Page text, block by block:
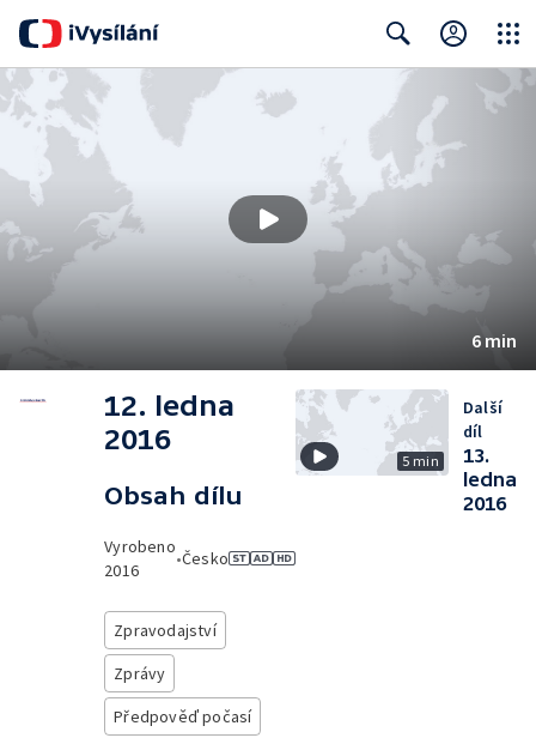
Search
6 min
12. ledna
2016
Obsah dílu
Vyrobeno
2016
•Česko
Zpravodajství
Zprávy
Předpověď počasí
5 min
Další
díl
13.
ledna
2016